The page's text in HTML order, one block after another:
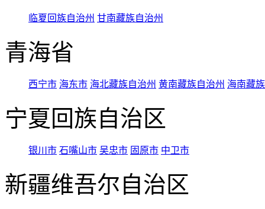
临夏回族自治州 甘南藏族自治州
青海省
西宁市 海东市 海北藏族自治州 黄南藏族自治州 海南藏
宁夏回族自治区
银川市 石嘴山市 吴忠市 固原市 中卫市
新疆维吾尔自治区